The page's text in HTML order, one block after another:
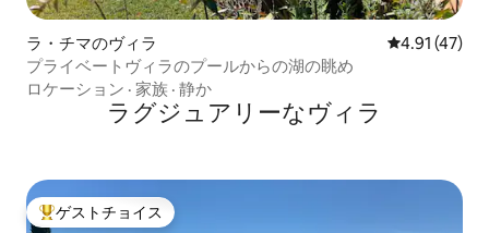
ラ・チマのヴィラ レビュー47
4.91 (47)
プライベートヴィラのプールからの湖の眺め
ロケーション · 家族 · 静か
ラグジュアリーなヴィラ
大好評のゲストチョイスです。
ゲストチョイス